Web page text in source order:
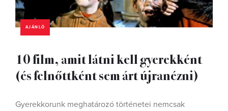
AJÁNLÓ
10 film, amit látni kell gyerekként
(és felnőttként sem árt újranézni)
Gyerekkorunk meghatározó történetei nemcsak